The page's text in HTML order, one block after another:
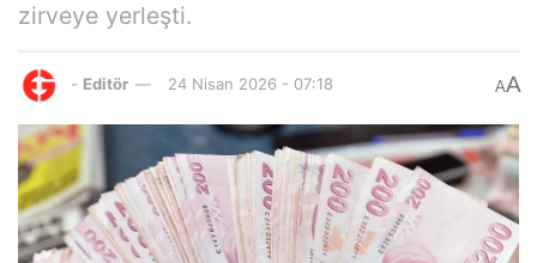
zirveye yerleşti.
- Editör 24 Nisan 2026 - 07:18 AA